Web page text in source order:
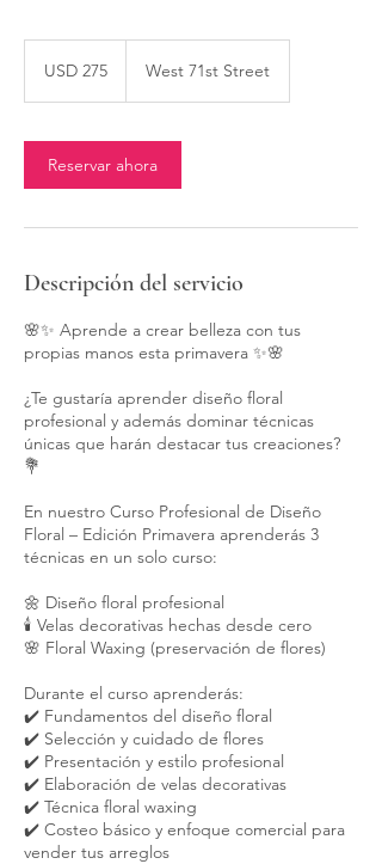
estadounidenses
USD 275 West 71st Street
Reservar ahora
Descripción del servicio
🌸✨ Aprende a crear belleza con tus
propias manos esta primavera ✨🌸
¿Te gustaría aprender diseño floral
profesional y además dominar técnicas
únicas que harán destacar tus creaciones?
💐
En nuestro Curso Profesional de Diseño
Floral – Edición Primavera aprenderás 3
técnicas en un solo curso:
🌼 Diseño floral profesional
🕯️ Velas decorativas hechas desde cero
🌸 Floral Waxing (preservación de flores)
Durante el curso aprenderás:
✔️ Fundamentos del diseño floral
✔️ Selección y cuidado de flores
✔️ Presentación y estilo profesional
✔️ Elaboración de velas decorativas
✔️ Técnica floral waxing
✔️ Costeo básico y enfoque comercial para
vender tus arreglos